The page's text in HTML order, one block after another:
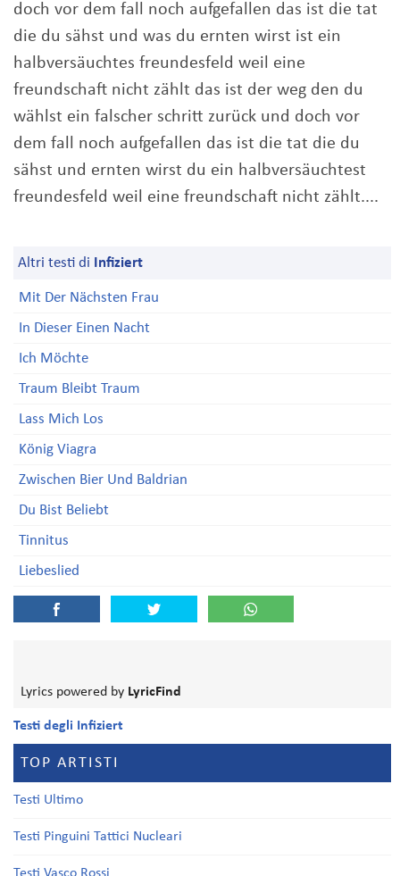
doch vor dem fall noch aufgefallen das ist die tat
die du sähst und was du ernten wirst ist ein
halbversäuchtes freundesfeld weil eine
freundschaft nicht zählt das ist der weg den du
wählst ein falscher schritt zurück und doch vor
dem fall noch aufgefallen das ist die tat die du
sähst und ernten wirst du ein halbversäuchtest
freundesfeld weil eine freundschaft nicht zählt....
Altri testi di Infiziert
Mit Der Nächsten Frau
In Dieser Einen Nacht
Ich Möchte
Traum Bleibt Traum
Lass Mich Los
König Viagra
Zwischen Bier Und Baldrian
Du Bist Beliebt
Tinnitus
Liebeslied
Lyrics powered by LyricFind
Testi degli Infiziert
TOP ARTISTI
Testi Ultimo
Testi Pinguini Tattici Nucleari